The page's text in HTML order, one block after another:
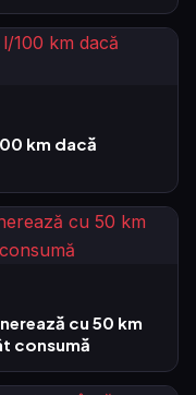
km dacă
cu 50 km
consumă